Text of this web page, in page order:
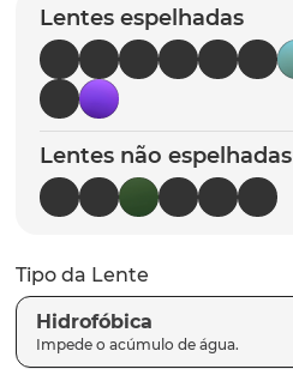
Lentes espelhadas
Lentes não espelhadas
Tipo da Lente
Hidrofóbica
5º chaves
6º t-shock
7º gasket
8º parafusos
9º latch